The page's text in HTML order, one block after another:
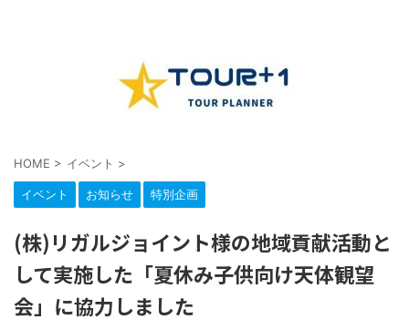
HOME > イベント >
イベント お知らせ 特別企画
(株)リガルジョイント様の地域貢献活動と
して実施した「夏休み子供向け天体観望
会」に協力しました